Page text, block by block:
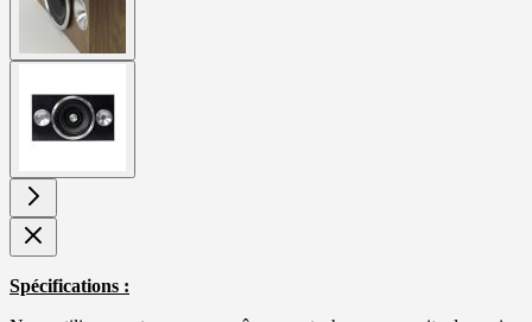
image
Spécifications :